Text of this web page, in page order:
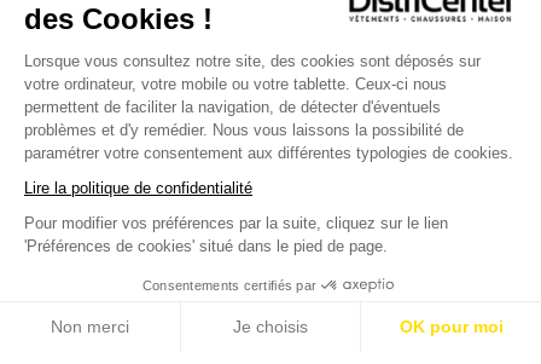
des Cookies !
Lorsque vous consultez notre site, des cookies sont déposés sur
votre ordinateur, votre mobile ou votre tablette. Ceux-ci nous
permettent de faciliter la navigation, de détecter d'éventuels
problèmes et d'y remédier. Nous vous laissons la possibilité de
paramétrer votre consentement aux différentes typologies de cookies.
Lire la politique de confidentialité
Pour modifier vos préférences par la suite, cliquez sur le lien
'Préférences de cookies' situé dans le pied de page.
Consentements certifiés par
Non merci Je choisis OK pour moi
INFOS PRATIQUES
L’ENSEIGNE DISTRICENTER